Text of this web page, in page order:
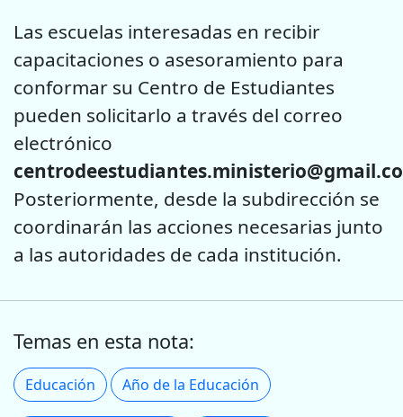
Las escuelas interesadas en recibir
capacitaciones o asesoramiento para
conformar su Centro de Estudiantes
pueden solicitarlo a través del correo
electrónico
Posteriormente, desde la subdirección se
coordinarán las acciones necesarias junto
a las autoridades de cada institución.
Temas en esta nota:
Educación Año de la Educación